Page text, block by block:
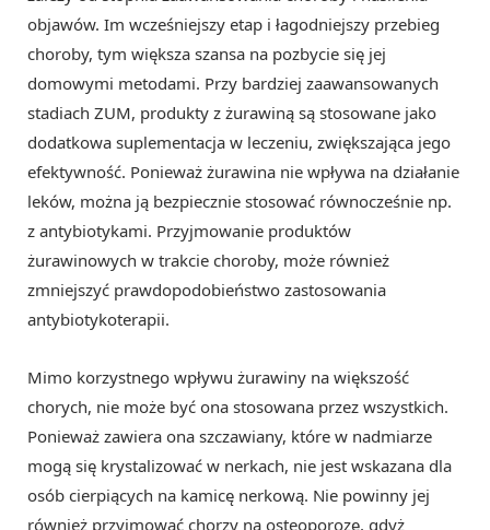
objawów. Im wcześniejszy etap i łagodniejszy przebieg
choroby, tym większa szansa na pozbycie się jej
domowymi metodami. Przy bardziej zaawansowanych
stadiach ZUM, produkty z żurawiną są stosowane jako
dodatkowa suplementacja w leczeniu, zwiększająca jego
efektywność. Ponieważ żurawina nie wpływa na działanie
leków, można ją bezpiecznie stosować równocześnie np.
z antybiotykami. Przyjmowanie produktów
żurawinowych w trakcie choroby, może również
zmniejszyć prawdopodobieństwo zastosowania
antybiotykoterapii.
Mimo korzystnego wpływu żurawiny na większość
chorych, nie może być ona stosowana przez wszystkich.
Ponieważ zawiera ona szczawiany, które w nadmiarze
mogą się krystalizować w nerkach, nie jest wskazana dla
osób cierpiących na kamicę nerkową. Nie powinny jej
również przyjmować chorzy na osteoporozę, gdyż